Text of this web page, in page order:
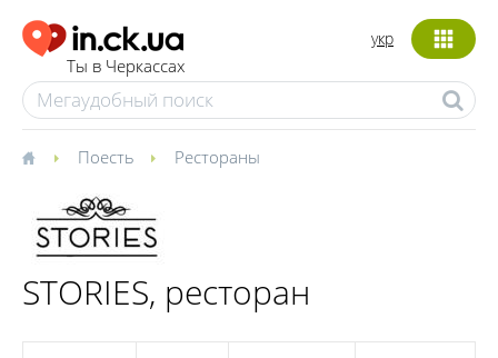
Ты в Черкассах
укр
Поесть Рестораны
STORIES, ресторан